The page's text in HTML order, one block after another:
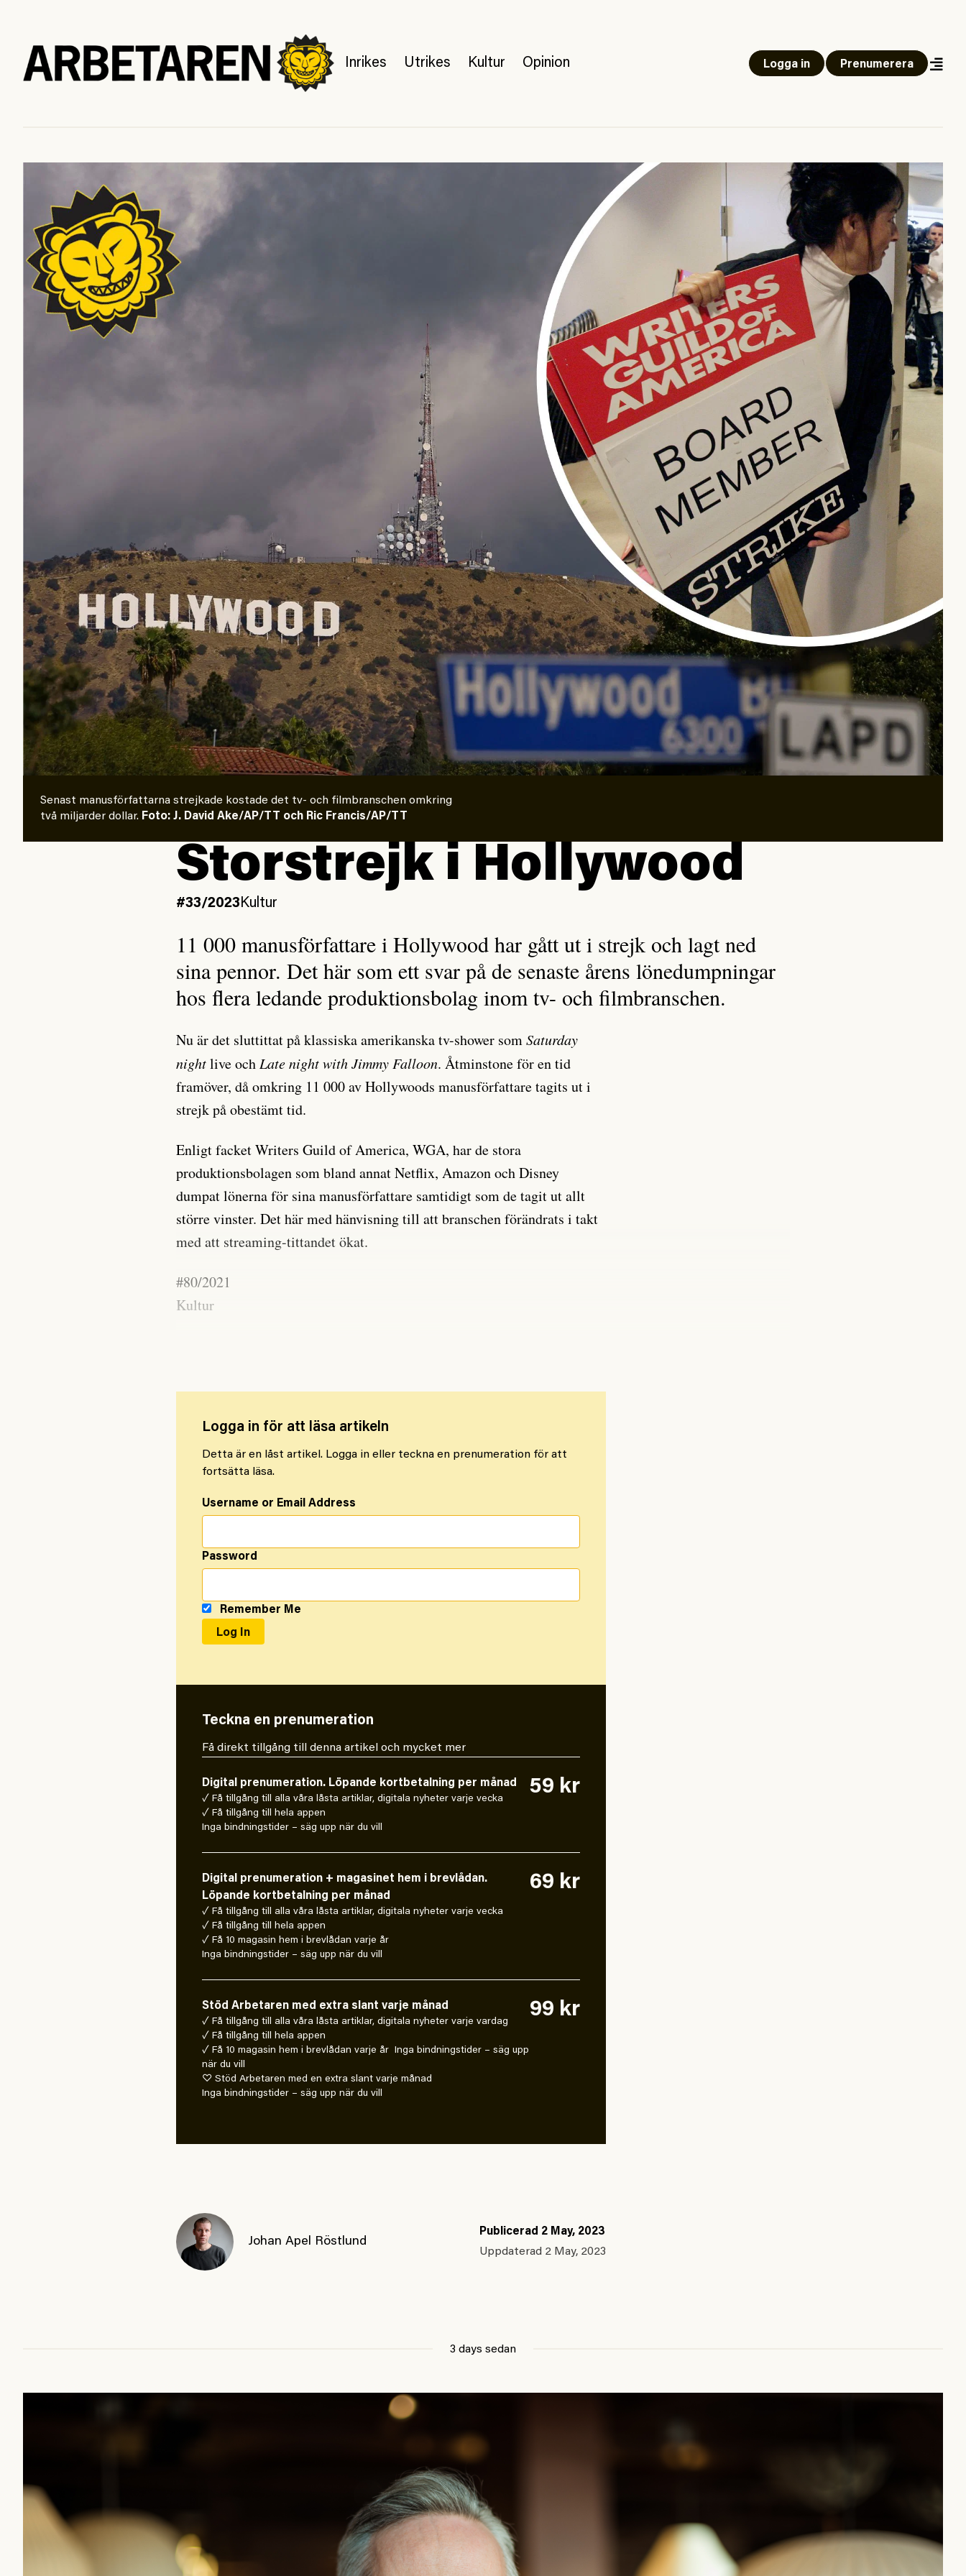
Inrikes Utrikes Kultur Opinion Logga in Prenumerera
Senast manusförfattarna strejkade kostade det tv- och filmbranschen omkring
två miljarder dollar. Foto: J. David Ake/AP/TT och Ric Francis/AP/TT
Storstrejk i Hollywood
#33/2023Kultur
11 000 manusförfattare i Hollywood har gått ut i strejk och lagt ned
sina pennor. Det här som ett svar på de senaste årens lönedumpningar
hos flera ledande produktionsbolag inom tv- och filmbranschen.
Nu är det sluttittat på klassiska amerikanska tv-shower somSaturday
nightlive ochLate night with Jimmy Falloon. Åtminstone för en tid
framöver, då omkring 11 000 av Hollywoods manusförfattare tagits ut i
strejk på obestämt tid.
Enligt facket Writers Guild of America, WGA, har de stora
produktionsbolagen som bland annat Netflix, Amazon och Disney
dumpat lönerna för sina manusförfattare samtidigt som de tagit ut allt
större vinster. Det här med hänvisning till att branschen förändrats i takt
med att streaming-tittandet ökat.
#80/2021
Kultur
Logga in för att läsa artikeln
Detta är en låst artikel. Logga in eller teckna en prenumeration för att
fortsätta läsa.
Username or Email Address
Password
Remember Me
Teckna en prenumeration
Få direkt tillgång till denna artikel och mycket mer
Digital prenumeration. Löpande kortbetalning per månad
✓ Få tillgång till alla våra låsta artiklar, digitala nyheter varje vecka
✓ Få tillgång till hela appen
Inga bindningstider – säg upp när du vill
59 kr
Digital prenumeration + magasinet hem i brevlådan.
Löpande kortbetalning per månad
✓ Få tillgång till alla våra låsta artiklar, digitala nyheter varje vecka
✓ Få tillgång till hela appen
✓ Få 10 magasin hem i brevlådan varje år
Inga bindningstider – säg upp när du vill
69 kr
Stöd Arbetaren med extra slant varje månad
✓ Få tillgång till alla våra låsta artiklar, digitala nyheter varje vardag
✓ Få tillgång till hela appen
✓ Få 10 magasin hem i brevlådan varje år Inga bindningstider – säg upp
när du vill
♡ Stöd Arbetaren med en extra slant varje månad
Inga bindningstider – säg upp när du vill
99 kr
Johan Apel Röstlund
Publicerad 2 May, 2023
Uppdaterad 2 May, 2023
3 days sedan